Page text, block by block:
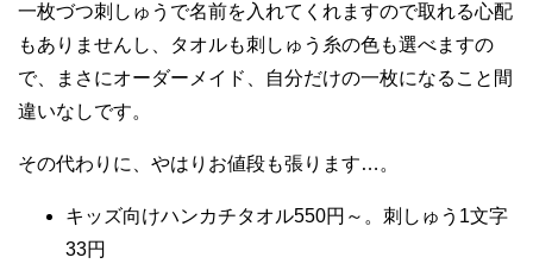
一枚づつ刺しゅうで名前を入れてくれますので取れる心配
もありませんし、タオルも刺しゅう糸の色も選べますの
で、まさにオーダーメイド、自分だけの一枚になること間
違いなしです。
その代わりに、やはりお値段も張ります…。
キッズ向けハンカチタオル550円～。刺しゅう1文字
33円